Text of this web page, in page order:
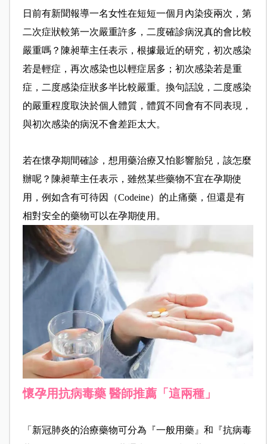
日前有新聞報導一名女性在短短一個月內染疫兩次，第
二次症狀較第一次嚴重許多，二度確診病況真的會比較
嚴重嗎？陳昶華主任表示，根據最近的研究，初次感染
若是輕症，再次感染也以輕症居多；初次感染若是重
症，二度感染症狀多半比較嚴重。換句話說，二度感染
的嚴重程度取決於個人體質，體質不同會有不同表現，
與初次感染的病況不會差距太大。
若在懷孕期間確診，想用藥治療又怕影響胎兒，該怎麼
辦呢？陳昶華主任表示，雖然某些藥物不宜在孕期使
用，例如含有可待因（Codeine）的止痛藥，但還是有
相對安全的藥物可以在孕期使用。
懷孕用抗病毒藥 醫師推薦「這兩種」
「新冠肺炎的治療藥物可分為『一般用藥』和『抗病毒